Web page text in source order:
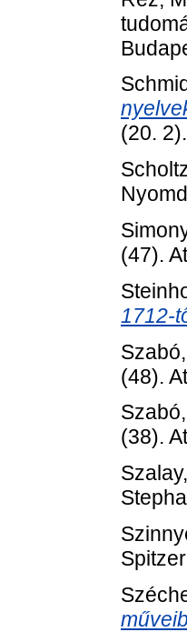
(20.
(47).
1712-
(48).
(38).